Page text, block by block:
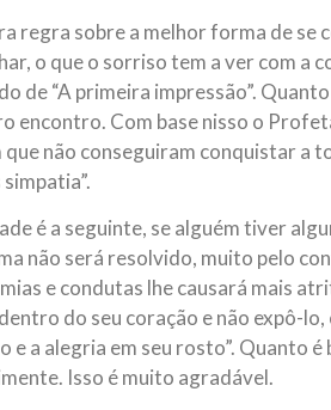
regra sobre a melhor forma de se
o que o sorriso tem a ver com a
de “A primeira impressão”.
encontro. Com base nisso o
que não conseguiram conquistar a
é a seguinte, se alguém tiver
não será resolvido, muito pelo
e condutas lhe causará mais
do seu coração e não expô-
e a alegria em seu rosto”. Quanto
Isso é muito agradável.